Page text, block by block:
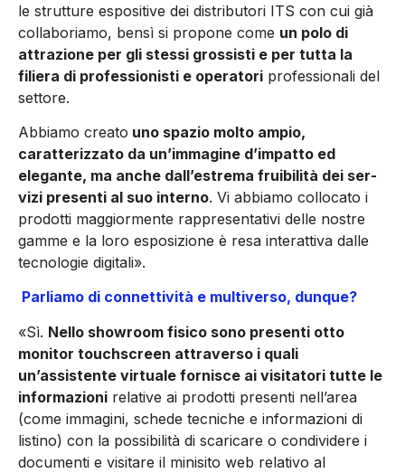
le strutture espositive dei distributori ITS con cui già
collaboriamo, bensì si propone come un polo di
attrazione per gli stessi grossisti e per tutta la
filiera di professionisti e operatori professionali del
settore.
Abbiamo creato uno spazio molto ampio,
caratterizzato da un’immagine d’impatto ed
elegante, ma anche dall’estrema fruibilità dei ser­
vizi presenti al suo interno. Vi abbiamo collocato i
prodotti maggiormente rappresentativi delle nostre
gamme e la loro esposizione è resa interattiva dalle
tecnologie digitali».
Parliamo di connettività e multiverso, dunque?
«Sì. Nello showroom fisico sono presenti otto
monitor touch­screen attraverso i quali
un’assistente virtuale fornisce ai visita­tori tutte le
informazioni relative ai prodotti presenti nell’area
(co­me immagini, schede tecniche e informazioni di
listino) con la possibilità di scaricare o condividere i
documenti e visitare il mi­nisito web relativo al